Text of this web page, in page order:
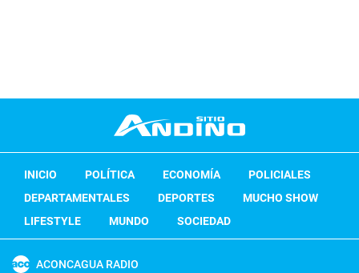
INICIO POLÍTICA ECONOMÍA
POLICIALES
DEPARTAMENTALES
DEPORTES
MUCHO SHOW
LIFESTYLE
MUNDO SOCIEDAD
ACONCAGUA RADIO